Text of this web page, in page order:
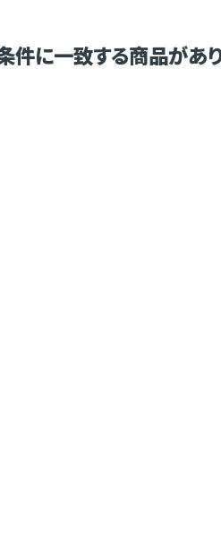
件に一致する商品があ